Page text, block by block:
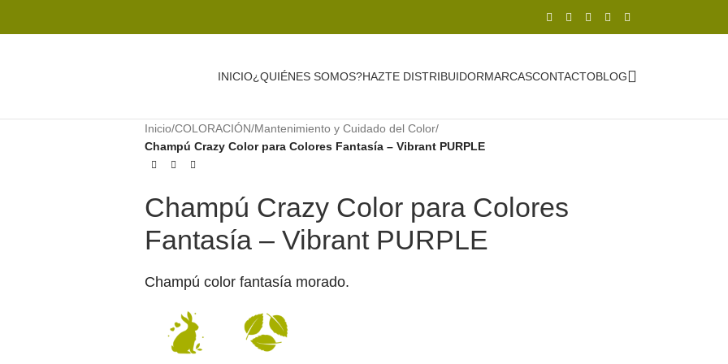
INICIO¿QUIÉNES SOMOS?HAZTE DISTRIBUIDORMARCASCONTACTOBLOG
Inicio/COLORACIÓN/Mantenimiento y Cuidado del Color/
Champú Crazy Color para Colores Fantasía – Vibrant PURPLE
Champú Crazy Color para Colores
Fantasía – Vibrant PURPLE
Champú color fantasía morado.